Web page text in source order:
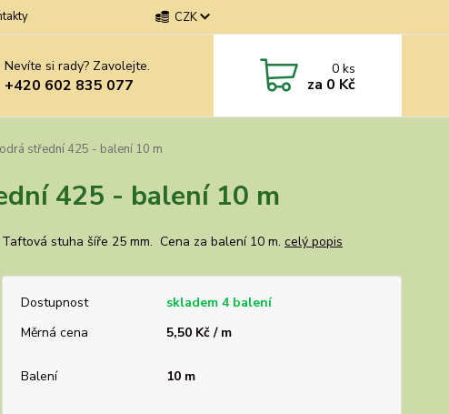
CZK
Nevíte si rady? Zavolejte.
+420 602 835 077
0ks
za 0 Kč
střední 425 - balení 10 m
425 - balení 10 m
Taftová stuha šíře 25 mm. Cena za balení 10 m. celý popis
Dostupnost
skladem 4 balení
Měrná cena
5,50 Kč / m
Balení 10 m